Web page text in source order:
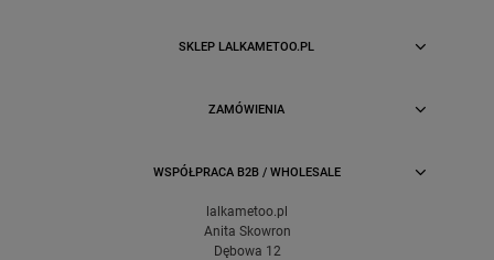
SKLEP LALKAMETOO.PL
ZAMÓWIENIA
WSPÓŁPRACA B2B / WHOLESALE
lalkametoo.pl
Anita Skowron
Dębowa 12